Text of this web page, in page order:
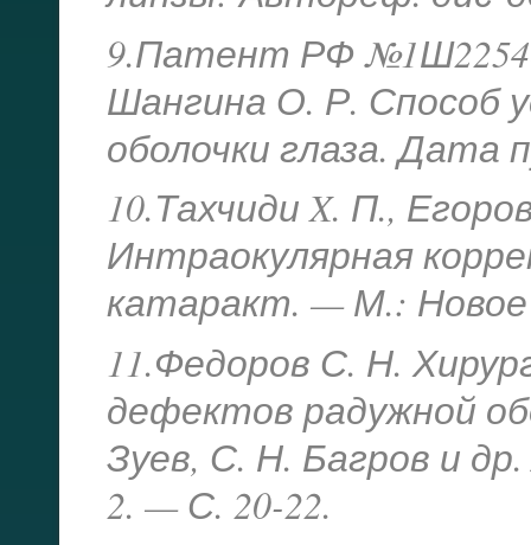
9.Патент РФ
Шангина О. Р. Способ
оболочки глаза. Дата
10.Тахчиди X. П.,
Интраокулярная
катаракт. — М.: Новое
11.Федоров С. Н.
дефектов радужной
Зуев, С. Н. Багров и
2. — С. 20-22.